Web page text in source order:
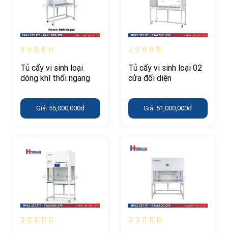
Tủ cấy vi sinh loại
dòng khí thổi ngang
Giá: 55,000,000đ
Tủ cấy vi sinh loại 02
cửa đối diện
Giá: 51,000,000đ